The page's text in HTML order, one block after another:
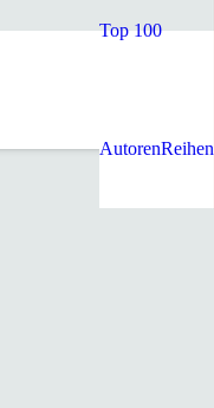
Top 100
AutorenReihen